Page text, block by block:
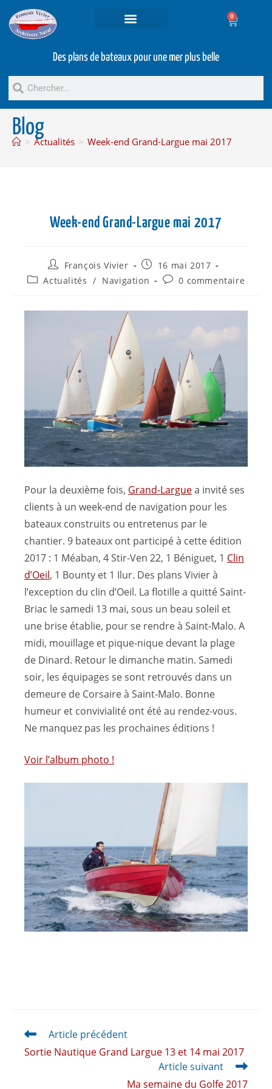
0
Des plans de bateaux pour une mer plus belle
Blog
> Actualités > Week-end Grand-Largue mai 2017
Week-end Grand-Largue mai 2017
François Vivier
16 mai 2017
Actualités / Navigation 0 commentaire
Pour la deuxième fois, Grand-Larguea invité ses
clients à un week-end de navigation pour les
bateaux construits ou entretenus par le
chantier. 9 bateaux ont participé à cette édition
2017 : 1 Méaban, 4 Stir-Ven 22, 1 Béniguet, 1 Clin
d’Oeil, 1 Bounty et 1 Ilur. Des plans Vivier à
l’exception du clin d’Oeil. La flotille a quitté Saint-
Briac le samedi 13 mai, sous un beau soleil et
une brise établie, pour se rendre à Saint-Malo. A
midi, mouillage et pique-nique devant la plage
de Dinard. Retour le dimanche matin. Samedi
soir, les équipages se sont retrouvés dans un
demeure de Corsaire à Saint-Malo. Bonne
humeur et convivialité ont été au rendez-vous.
Ne manquez pas les prochaines éditions !
Voir l’album photo !
Article précédent
Sortie Nautique Grand Largue 13 et 14 mai 2017
Article suivant
Ma semaine du Golfe 2017